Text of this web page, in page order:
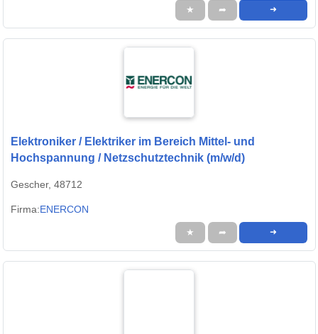
★ ➦ ➜
Elektroniker / Elektriker im Bereich Mittel- und
Hochspannung / Netzschutztechnik (m/w/d)
Gescher, 48712
Firma:ENERCON
★ ➦ ➜